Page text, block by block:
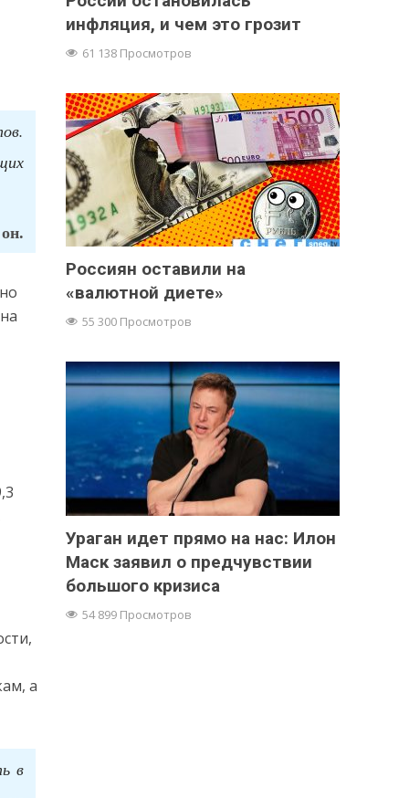
а
в
инфляция, и чем это грозит
61 138 Просмотров
Россиян оставили на
«валютной диете»
55 300 Просмотров
Ураган идет прямо на нас: Илон
Маск заявил о предчувствии
большого кризиса
54 899 Просмотров